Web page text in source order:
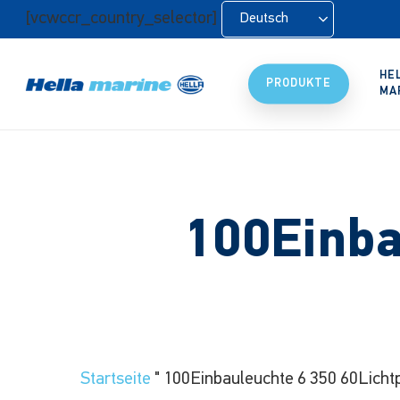
Zum[vcwccr_country_selector] Deutsch
PRODUKTE
Startseite " 100Einbauleuchte 6 350